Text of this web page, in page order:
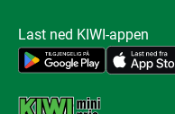
Last ned KIWI-appen